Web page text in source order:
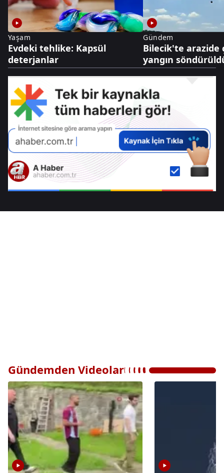
Yaşam
Evdeki tehlike: Kapsül
deterjanlar
Gündem
Bilecik'te arazide
yangın
Gündemden Videolar